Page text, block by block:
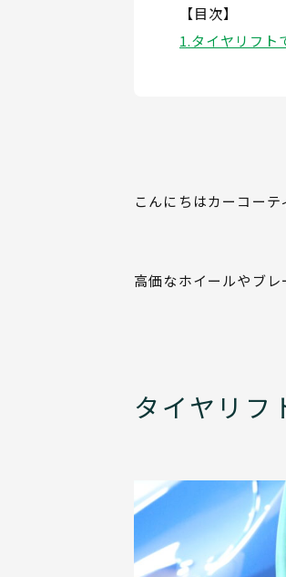
【目次】
タイヤリフト
こんにちはカーコー
高価なホイールやブ
タイヤリフ